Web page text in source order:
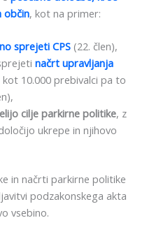
občin, kot na primer:
sprejeti CPS (22. člen),
načrt upravljanja
kot 10.000 prebivalci pa to
cilje parkirne politike, z
ukrepe in njihovo
in načrti parkirne politike
podzakonskega akta
vsebino.